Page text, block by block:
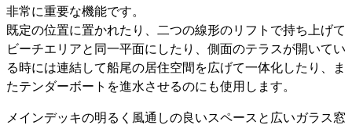
非常に重要な機能です。
既定の位置に置かれたり、二つの線形のリフトで持ち上げて
ビーチエリアと同一平面にしたり、側面のテラスが開いてい
る時には連結して船尾の居住空間を広げて一体化したり、ま
たテンダーボートを進水させるのにも使用します。
メインデッキの明るく風通しの良いスペースと広いガラス窓